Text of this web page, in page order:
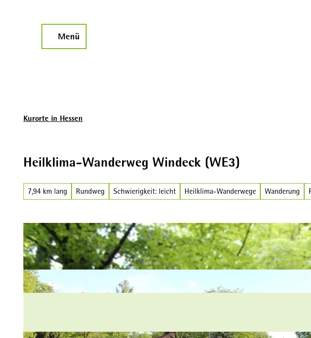
Menü
Kurorte in Hessen
Heilklima-Wanderweg Windeck (WE3)
7,94 km lang Rundweg Schwierigkeit: leicht Heilklima-Wanderwege Wanderung